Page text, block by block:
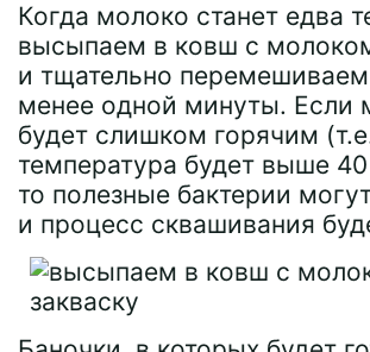
Когда молоко станет едва
высыпаем в ковш с
и тщательно
менее одной минуты. Если
будет слишком горячим
температура будет выше
то полезные бактерии
и процесс сквашивания